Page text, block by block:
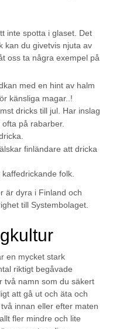
inte spotta i glaset. Det
kan du givetvis njuta av
oss ta några exempel på
med en hint av halm
känsliga magar..!
dricks till jul. Har inslag
på rabarber.
finländare att dricka
folk.
är dyra i Finland och
till Systembolaget.
en mycket stark
riktigt begåvade
två namn som du säkert
att gå ut och äta och
innan eller efter maten
fler mindre och lite